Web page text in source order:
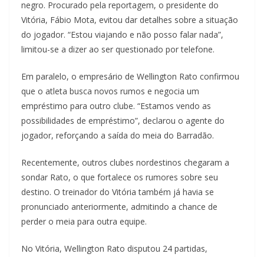
negro. Procurado pela reportagem, o presidente do
Vitória, Fábio Mota, evitou dar detalhes sobre a situação
do jogador. “Estou viajando e não posso falar nada”,
limitou-se a dizer ao ser questionado por telefone.
Em paralelo, o empresário de Wellington Rato confirmou
que o atleta busca novos rumos e negocia um
empréstimo para outro clube. “Estamos vendo as
possibilidades de empréstimo”, declarou o agente do
jogador, reforçando a saída do meia do Barradão.
Recentemente, outros clubes nordestinos chegaram a
sondar Rato, o que fortalece os rumores sobre seu
destino. O treinador do Vitória também já havia se
pronunciado anteriormente, admitindo a chance de
perder o meia para outra equipe.
No Vitória, Wellington Rato disputou 24 partidas,